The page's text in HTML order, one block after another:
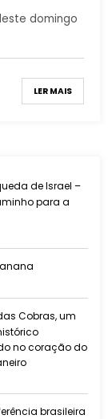
domingo
LER MAIS
de Israel –
para a
Cobras, um
no coração do
brasileira